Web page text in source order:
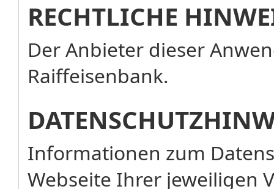
RECHTLICHE
Der Anbieter dieser
Raiffeisenbank.
Informationen zum
Webseite Ihrer jeweiligen